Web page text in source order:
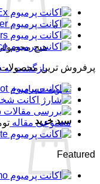
هیچ
بازگشت به
تسویه حساب +
سبد خرید
پرفروش ترین محصولات
مصنوعی مقاله
Featured